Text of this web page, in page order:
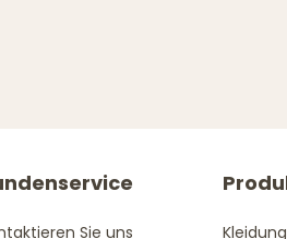
Sie uns